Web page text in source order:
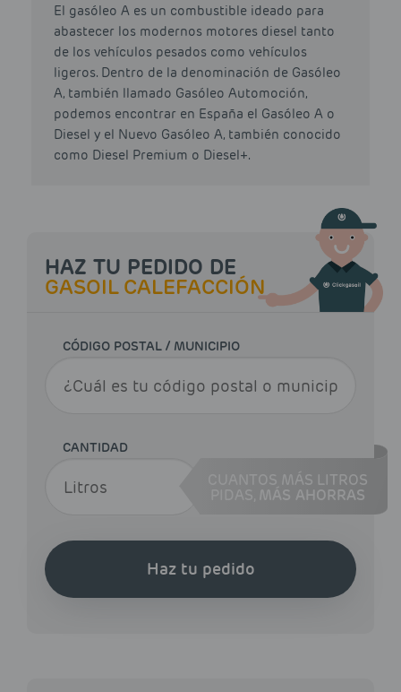
El gasóleo A es un combustible ideado para
abastecer los modernos motores diesel tanto
de los vehículos pesados como vehículos
ligeros. Dentro de la denominación de Gasóleo
A, también llamado Gasóleo Automoción,
podemos encontrar en España el Gasóleo A o
Diesel y el Nuevo Gasóleo A, también conocido
como Diesel Premium o Diesel+.
HAZ TU PEDIDO DE
GASOIL CALEFACCIÓN
CÓDIGO POSTAL / MUNICIPIO
CANTIDAD
CUANTOS MÁS LITROS
MÁS AHORRAS
Haz tu pedido